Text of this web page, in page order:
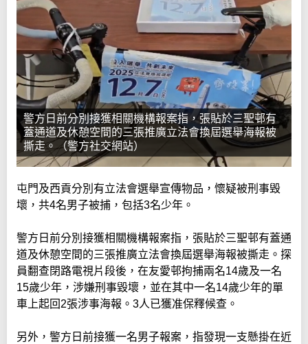
警方日前分別接獲相關機構報案指，張貼於三聖邨有
蓋通道及休憩空間的三張推廣立法會換屆選舉海報被
撕走。（警方社交網站）
屯門及西貢分別有立法會選舉宣傳物品，懷疑被刑事毁
壞，共4名男子被捕，包括3名少年。
警方日前分別接獲相關機構報案指，張貼於三聖邨有蓋通
道及休憩空間的三張推廣立法會換屆選舉海報被撕走。探
員翻查閉路電視片段後，在友愛邨拘捕兩名14歲及一名
15歲少年，涉嫌刑事毀壞，並在其中一名14歲少年的單
車上起回2張涉事海報。3人已獲准保釋候查。
另外，警方日前接獲一名男子報案，指發現一支懸掛在近